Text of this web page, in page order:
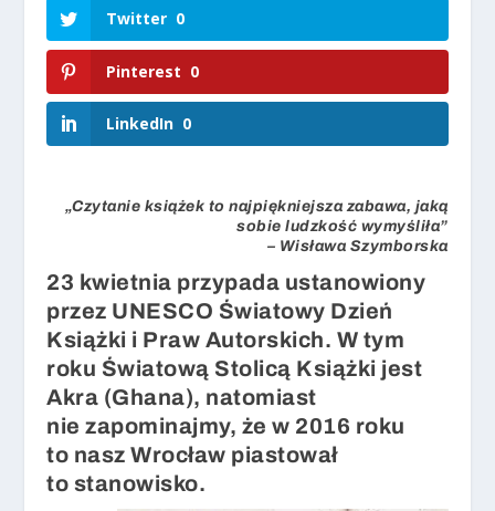
Twitter 0
Pinterest 0
LinkedIn 0
„Czytanie książek to najpiękniejsza zabawa, jaką
sobie ludzkość wymyśliła”
– Wisława Szymborska
23 kwietnia przypada ustanowiony
przez UNESCO Światowy Dzień
Książki i Praw Autorskich. W tym
roku Światową Stolicą Książki jest
Akra (Ghana), natomiast
nie zapominajmy, że w 2016 roku
to nasz Wrocław piastował
to stanowisko.